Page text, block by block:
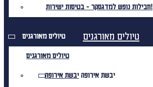
חבילות נופש למדגסקר - בטיסות ישירות!
טיולים מאורגנים טיולים מאורגנים
טיולים מאורגנים
יבשת אירופה יבשת אירופה